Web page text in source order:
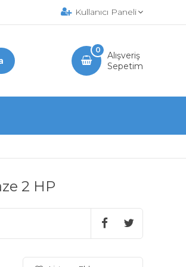
Kullanıcı Paneli
Alışveriş
Sepetim
0
2 HP